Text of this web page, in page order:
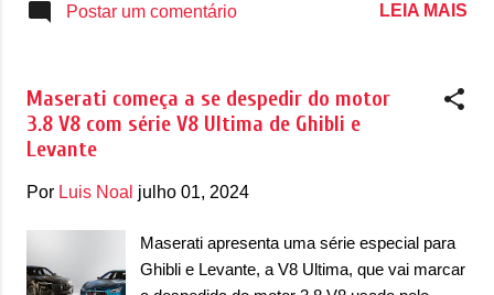
maçanetas, além do aerofólio na tampa do
apresentada no ano passado, ganhou um
produzidas. De acordo com a marca
japonesa, a nova série especial se destaca
design externo. Entre as novidades, é
com os elementos cromados do Dynamic
Shield em preto brilhante. Com isso, toda a
grade dianteira possui um acabamento
Postar um comentário LEIA MAIS
Maserati começa a se despedir do motor
3.8 V8 com série V8 Ultima de Ghibli e
Levante
Por Luis Noal julho 01, 2024
Maserati apresenta uma série especial para
Ghibli e Levante, a V8 Ultima, que vai marcar